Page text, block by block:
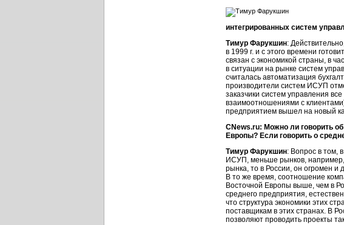
интегрированных систем
Тимур Фарукшин:
в 1999 г. и с этого времени
связан с экономикой страны, в
в ситуации на рынке систем
считалась автоматизация
производители систем ИСУП
заказчики систем управления
взаимоотношениями с
предприятием вышел на новый
CNews.ru: Можно ли говорить
Европы? Если говорить о
Тимур Фарукшин: Вопрос в том,
ИСУП, меньше рынков,
рынка, то в России, он огромен и
В то же время, соотношение
Восточной Европы выше, чем в
среднего предприятия,
что структура экономики этих
поставщикам в этих странах. В
позволяют проводить проекты